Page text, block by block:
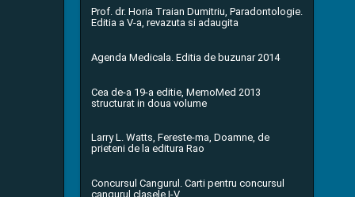
Prof. dr. Horia Traian Dumitriu, Paradontologie.
Editia a V-a, revazuta si adaugita
Agenda Medicala. Editia de buzunar 2014
Cea de-a 19-a editie, MemoMed 2013
structurat in doua volume
Larry L. Watts, Fereste-ma, Doamne, de
prieteni de la editura Rao
Concursul Cangurul. Carti pentru concursul
cangurul clasele I-V